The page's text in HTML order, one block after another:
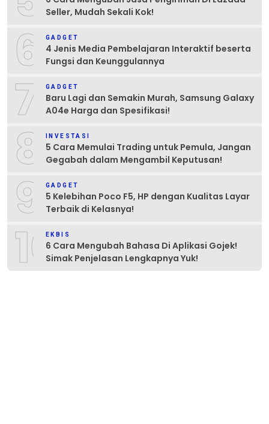
Seller, Mudah Sekali Kok!
6 GADGET
4 Jenis Media Pembelajaran Interaktif beserta
Fungsi dan Keunggulannya
7 GADGET
Baru Lagi dan Semakin Murah, Samsung Galaxy
A04e Harga dan Spesifikasi!
8 INVESTASI
5 Cara Memulai Trading untuk Pemula, Jangan
Gegabah dalam Mengambil Keputusan!
9 GADGET
5 Kelebihan Poco F5, HP dengan Kualitas Layar
Terbaik di Kelasnya!
10EKBIS
6 Cara Mengubah Bahasa Di Aplikasi Gojek!
Simak Penjelasan Lengkapnya Yuk!